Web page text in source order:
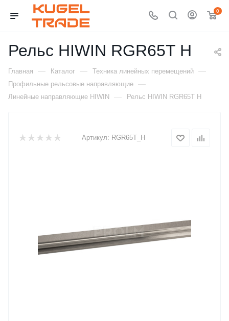
0
Рельс HIWIN RGR65T H
Главная — Каталог — Техника линейных перемещений —
Профильные рельсовые направляющие —
Линейные направляющие HIWIN — Рельс HIWIN RGR65T H
Артикул: RGR65T_H